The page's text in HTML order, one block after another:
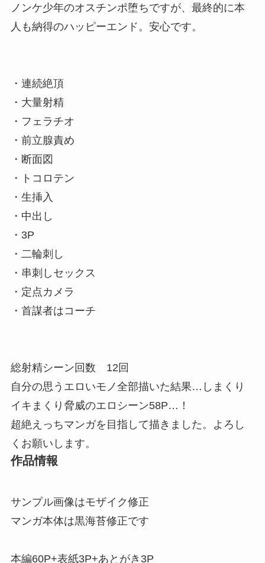
ノンケ少年のオスチンポ堕ちですが、最終的に本
人も納得のハッピーエンド。安心です。
・連続絶頂
・大量射精
・フェラチオ
・前立腺責め
・断面図
・トコロテン
・生挿入
・中出し
・3P
・二輪刺し
・串刺しセックス
・定点カメラ
・首謀者はコーチ
総射精シーン回数 12回
自分の思うエロいモノ全部描いた結果…しまくり
イキまくり脅威のエロシーン58P…！
超絶えっちマンガを目指して描きました。よろし
くお願いします。
作品情報
サンプル画像はモザイク修正
マンガ本体は黒海苔修正です
本編60P+表紙3P+あとがき3P